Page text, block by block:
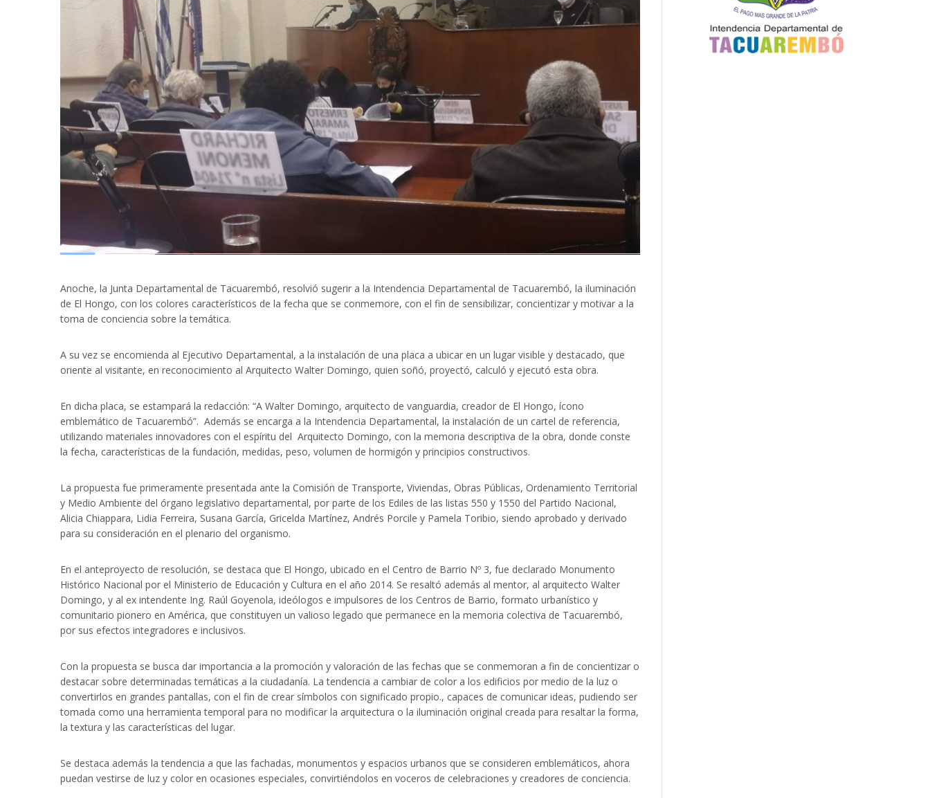
Anoche, la Junta Departamental de Tacuarembó, resolvió sugerir a la Intendencia Departamental de Tacuarembó, la iluminación
de El Hongo, con los colores característicos de la fecha que se conmemore, con el fin de sensibilizar, concientizar y motivar a la
toma de conciencia sobre la temática.
A su vez se encomienda al Ejecutivo Departamental, a la instalación de una placa a ubicar en un lugar visible y destacado, que
oriente al visitante, en reconocimiento al Arquitecto Walter Domingo, quien soñó, proyectó, calculó y ejecutó esta obra.
En dicha placa, se estampará la redacción: “A Walter Domingo, arquitecto de vanguardia, creador de El Hongo, ícono
emblemático de Tacuarembó”. Además se encarga a la Intendencia Departamental, la instalación de un cartel de referencia,
utilizando materiales innovadores con el espíritu del Arquitecto Domingo, con la memoria descriptiva de la obra, donde conste
la fecha, características de la fundación, medidas, peso, volumen de hormigón y principios constructivos.
La propuesta fue primeramente presentada ante la Comisión de Transporte, Viviendas, Obras Públicas, Ordenamiento Territorial
y Medio Ambiente del órgano legislativo departamental, por parte de los Ediles de las listas 550 y 1550 del Partido Nacional,
Alicia Chiappara, Lidia Ferreira, Susana García, Gricelda Martínez, Andrés Porcile y Pamela Toribio, siendo aprobado y derivado
para su consideración en el plenario del organismo.
En el anteproyecto de resolución, se destaca que El Hongo, ubicado en el Centro de Barrio Nº 3, fue declarado Monumento
Histórico Nacional por el Ministerio de Educación y Cultura en el año 2014. Se resaltó además al mentor, al arquitecto Walter
Domingo, y al ex intendente Ing. Raúl Goyenola, ideólogos e impulsores de los Centros de Barrio, formato urbanístico y
comunitario pionero en América, que constituyen un valioso legado que permanece en la memoria colectiva de Tacuarembó,
por sus efectos integradores e inclusivos.
Con la propuesta se busca dar importancia a la promoción y valoración de las fechas que se conmemoran a fin de concientizar o
destacar sobre determinadas temáticas a la ciudadanía. La tendencia a cambiar de color a los edificios por medio de la luz o
convertirlos en grandes pantallas, con el fin de crear símbolos con significado propio., capaces de comunicar ideas, pudiendo ser
tomada como una herramienta temporal para no modificar la arquitectura o la iluminación original creada para resaltar la forma,
la textura y las características del lugar.
Se destaca además la tendencia a que las fachadas, monumentos y espacios urbanos que se consideren emblemáticos, ahora
puedan vestirse de luz y color en ocasiones especiales, convirtiéndolos en voceros de celebraciones y creadores de conciencia.